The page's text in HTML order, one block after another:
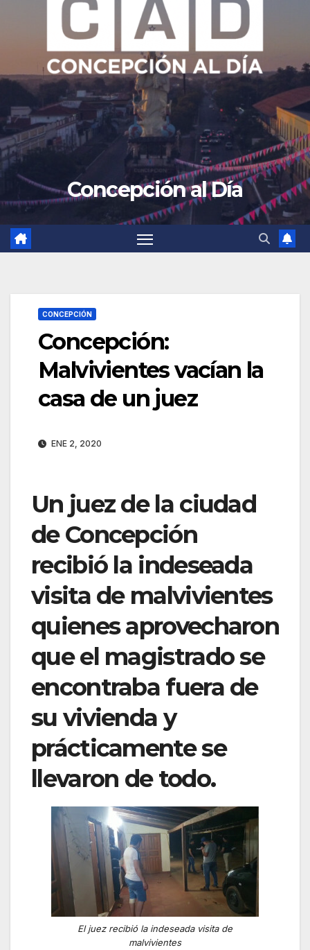
Concepción al Día
CONCEPCIÓN
Concepción:
Malvivientes vacían la
casa de un juez
ENE 2, 2020
Un juez de la ciudad
de Concepción
recibió la indeseada
visita de malvivientes
quienes aprovecharon
que el magistrado se
encontraba fuera de
su vivienda y
prácticamente se
llevaron de todo.
El juez recibió la indeseada visita de
malvivientes